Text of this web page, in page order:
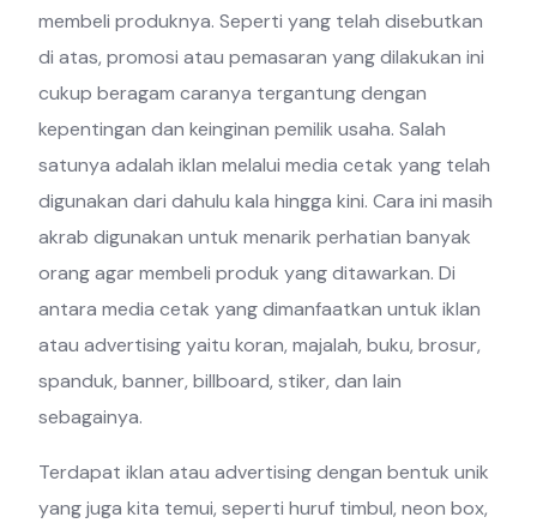
membeli produknya. Seperti yang telah disebutkan
di atas, promosi atau pemasaran yang dilakukan ini
cukup beragam caranya tergantung dengan
kepentingan dan keinginan pemilik usaha. Salah
satunya adalah iklan melalui media cetak yang telah
digunakan dari dahulu kala hingga kini. Cara ini masih
akrab digunakan untuk menarik perhatian banyak
orang agar membeli produk yang ditawarkan. Di
antara media cetak yang dimanfaatkan untuk iklan
atau advertising yaitu koran, majalah, buku, brosur,
spanduk, banner, billboard, stiker, dan lain
sebagainya.
Terdapat iklan atau advertising dengan bentuk unik
yang juga kita temui, seperti huruf timbul, neon box,